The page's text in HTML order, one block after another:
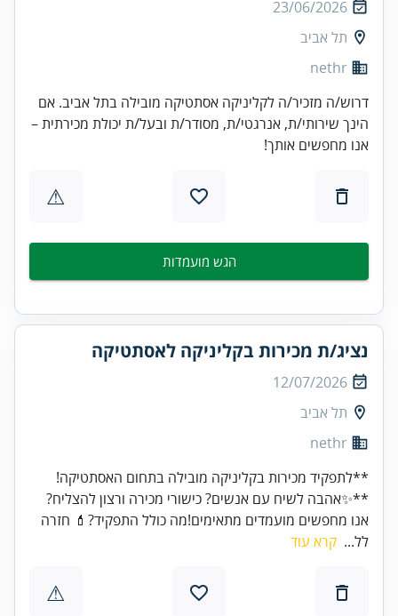
23/06/2026
תל אביב
nethr
דרוש/ה מזכיר/ה לקליניקה אסתטיקה מובילה בתל אביב. אם
הינך שירותי/ת, אנרגטי/ת, מסודר/ת ובעל/ת יכולת מכירתית –
אנו מחפשים אותך!
⚠
הגש מועמדות
נציג/ת מכירות בקליניקה לאסתטיקה
12/07/2026
תל אביב
nethr
**לתפקיד מכירות בקליניקה מובילה בתחום האסתטיקה!
**✨אהבה לשיח עם אנשים? כישורי מכירה ורצון להצליח?
אנו מחפשים מועמדים מתאימים!מה כולל התפקיד?💄 חזרה
לל... קרא עוד
⚠